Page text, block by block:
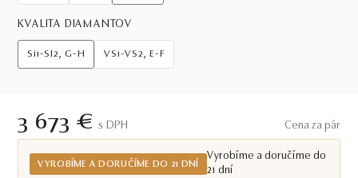
KVALITA DIAMANTOV
Si1-SI2, G-H VS1-VS2, E-F
3 673 € S DPH Cena za pár
VYROBÍME A DORUČÍME DO 21 DNÍ
Vyrobíme a doručíme do
21 dní